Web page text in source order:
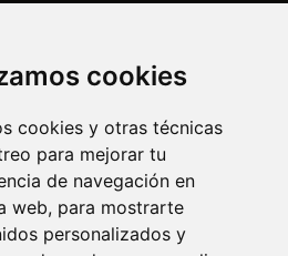
cookies
cookies y otras técnicas
para mejorar tu
de navegación en
web, para mostrarte
personalizados y